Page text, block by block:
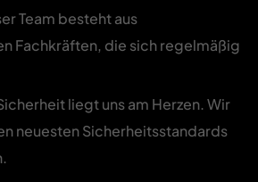
Team besteht aus
Fachkräften, die sich regelmäßig
liegt uns am Herzen. Wir
neuesten Sicherheitsstandards